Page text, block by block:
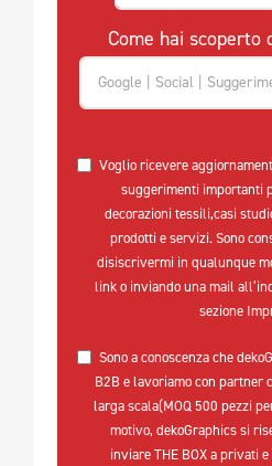
Come hai scoperto
Voglio ricevere
suggerimenti importanti
decorazioni tessili,casi
prodotti e servizi. Sono
disiscrivermi in qualunque
link o inviando una mail
sezione
Sono a conoscenza che
B2B e lavoriamo con partner
larga scala(MOQ 500 pezzi
motivo, dekoGraphics si
inviare THE BOX a privati